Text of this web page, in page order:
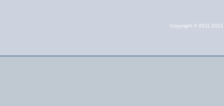
Copyright © 2011-